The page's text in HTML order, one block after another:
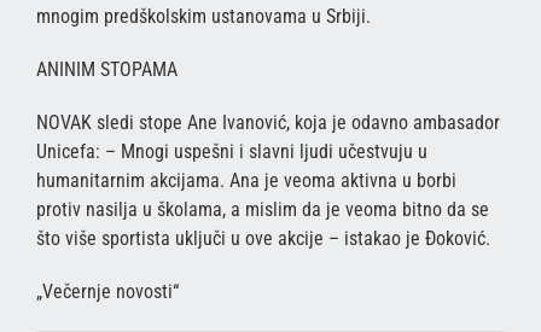
mnogim predškolskim ustanovama u Srbiji.
ANINIM STOPAMA
NOVAK sledi stope Ane Ivanović, koja je odavno ambasador
Unicefa: – Mnogi uspešni i slavni ljudi učestvuju u
humanitarnim akcijama. Ana je veoma aktivna u borbi
protiv nasilja u školama, a mislim da je veoma bitno da se
što više sportista uključi u ove akcije – istakao je Đoković.
„Večernje novosti“